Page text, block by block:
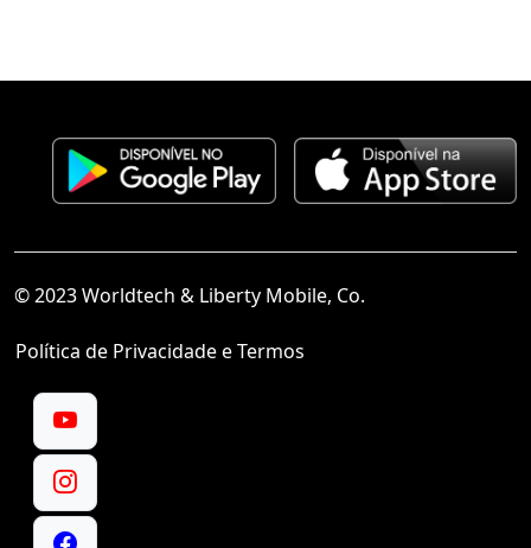
© 2023 Worldtech & Liberty Mobile, Co.
Política de Privacidade e Termos